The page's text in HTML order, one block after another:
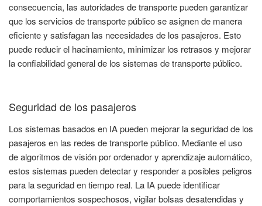
consecuencia, las autoridades de transporte pueden garantizar
que los servicios de transporte público se asignen de manera
eficiente y satisfagan las necesidades de los pasajeros. Esto
puede reducir el hacinamiento, minimizar los retrasos y mejorar
la confiabilidad general de los sistemas de transporte público.
Seguridad de los pasajeros
Los sistemas basados en IA pueden mejorar la seguridad de los
pasajeros en las redes de transporte público. Mediante el uso
de algoritmos de visión por ordenador y aprendizaje automático,
estos sistemas pueden detectar y responder a posibles peligros
para la seguridad en tiempo real. La IA puede identificar
comportamientos sospechosos, vigilar bolsas desatendidas y